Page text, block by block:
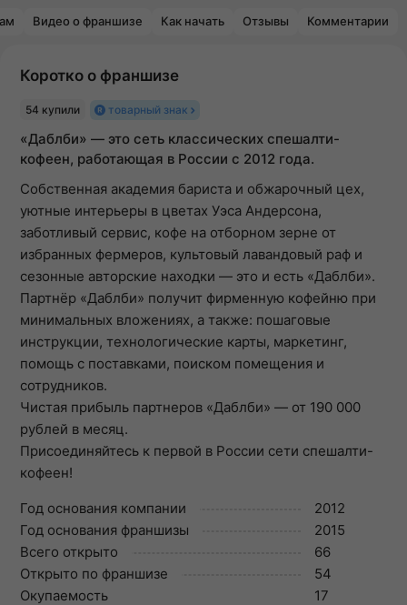
Видео о франшизе Как начать Отзывы Комментарии
Коротко о франшизе
54 купили товарный знак
«Даблби» — это сеть классических спешалти-
кофеен, работающая в России с 2012 года.
Собственная академия бариста и обжарочный цех,
уютные интерьеры в цветах Уэса Андерсона,
заботливый сервис, кофе на отборном зерне от
избранных фермеров, культовый лавандовый раф и
сезонные авторские находки — это и есть «Даблби».
Партнёр «Даблби» получит фирменную кофейню при
минимальных вложениях, а также: пошаговые
инструкции, технологические карты, маркетинг,
помощь с поставками, поиском помещения и
сотрудников.
Чистая прибыль партнеров «Даблби» — от 190 000
рублей в месяц.
Присоединяйтесь к первой в России сети спешалти-
кофеен!
Год основания компании
2012
Год основания франшизы
2015
Всего открыто
66
Открыто по франшизе
54
Окупаемость
17